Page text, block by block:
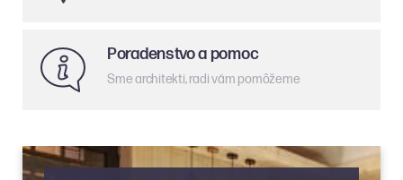
Poradenstvo a pomoc
Sme architekti, radi vám pomôžeme